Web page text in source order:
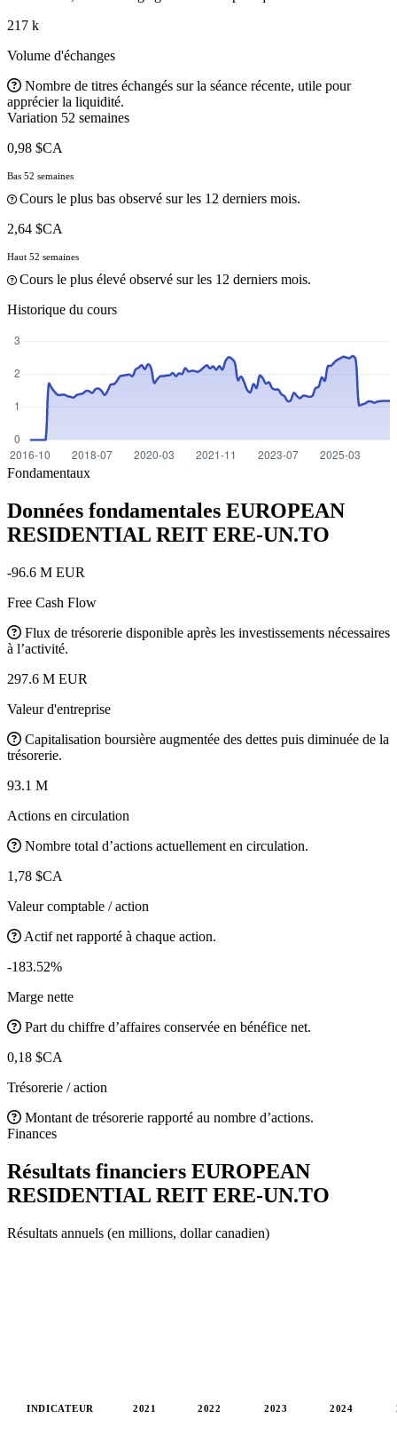
217 k
Volume d'échanges
Nombre de titres échangés sur la séance récente, utile pour
apprécier la liquidité.
Variation 52 semaines
0,98 $CA
Bas 52 semaines
Cours le plus bas observé sur les 12 derniers mois.
2,64 $CA
Haut 52 semaines
Cours le plus élevé observé sur les 12 derniers mois.
Historique du cours
Fondamentaux
Données fondamentales EUROPEAN
RESIDENTIAL REIT ERE-UN.TO
-96.6 M EUR
Free Cash Flow
Flux de trésorerie disponible après les investissements nécessaires
à l’activité.
297.6 M EUR
Valeur d'entreprise
Capitalisation boursière augmentée des dettes puis diminuée de la
trésorerie.
93.1 M
Actions en circulation
Nombre total d’actions actuellement en circulation.
1,78 $CA
Valeur comptable / action
Actif net rapporté à chaque action.
-183.52%
Marge nette
Part du chiffre d’affaires conservée en bénéfice net.
0,18 $CA
Trésorerie / action
Montant de trésorerie rapporté au nombre d’actions.
Finances
Résultats financiers EUROPEAN
RESIDENTIAL REIT ERE-UN.TO
Résultats annuels (en millions, dollar canadien)
INDICATEUR 2021 2022 2023 2024